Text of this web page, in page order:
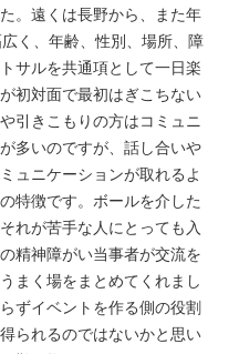
。遠くは長野から、また年
く、年齢、性別、場所、障
サルを共通項として一日楽
初対面で最初はぎこちない
引きこもりの方はコミュニ
多いのですが、話し合いや
ュニケーションが取れるよ
特徴です。ボールを介した
れが苦手な人にとっても入
精神障がい当事者が交流を
まく場をまとめてくれまし
ずイベントを作る側の役割
られるのではないかと思い